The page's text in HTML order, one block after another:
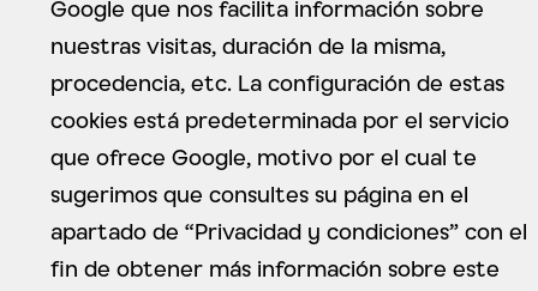
Google que nos facilita información sobre
nuestras visitas, duración de la misma,
procedencia, etc. La configuración de estas
cookies está predeterminada por el servicio
que ofrece Google, motivo por el cual te
sugerimos que consultes su página en el
apartado de “Privacidad y condiciones” con el
fin de obtener más información sobre este